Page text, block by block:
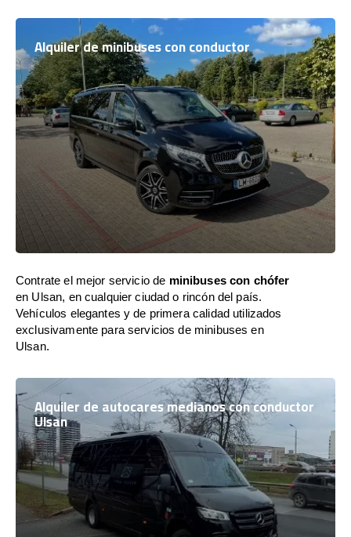
Alquiler de minibuses con conductor
Contrate el mejor servicio de minibuses con chófer
en Ulsan, en cualquier ciudad o rincón del país.
Vehículos elegantes y de primera calidad utilizados
exclusivamente para servicios de minibuses en
Ulsan.
Alquiler de autocares medianos con conductor
Ulsan